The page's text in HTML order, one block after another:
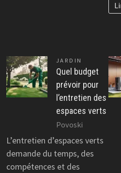
JARDIN
Quel budget
prévoir pour
l’entretien des
espaces verts
Povoski
L’entretien d’espaces verts
demande du temps, des
compétences et des